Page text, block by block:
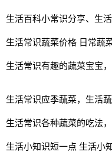
生活百科小常识分享、生
生活常识蔬菜价格 日常蔬
生活常识有趣的蔬菜宝宝
生活常识应季蔬菜，生活
生活常识各种蔬菜的吃法
生活小知识短一点 生活小